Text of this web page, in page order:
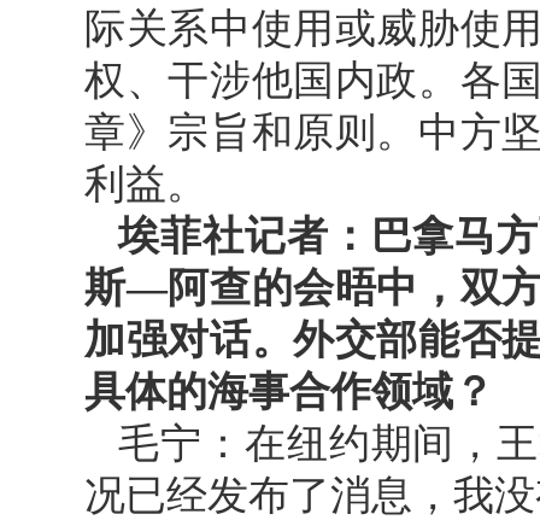
际关系中使用或威胁使
权、干涉他国内政。各
章》宗旨和原则。中方
利益。
埃菲社记者：巴拿马
斯—阿查的会晤中，双
加强对话。外交部能否
具体的海事合作领域？
毛宁：在纽约期间，
况已经发布了消息，我